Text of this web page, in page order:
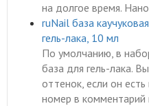
на долгое время.
ruNail база
гель-лака, 10 мл
По умолчанию, в
база для гель-лака.
оттенок, если он есть
номер в комментарий